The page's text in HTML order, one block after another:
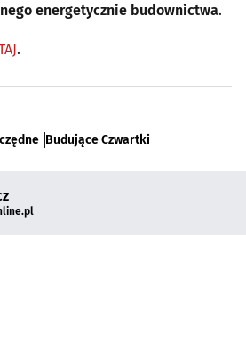
energetycznie budownictwa.
.
Budujące Czwartki